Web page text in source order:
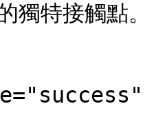
獨特接觸點